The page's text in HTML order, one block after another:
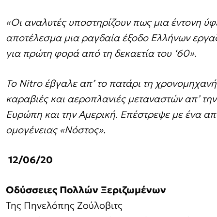
«Οι αναλυτές υποστηρίζουν πως μια έντονη
αποτέλεσμα μια ραγδαία έξοδο Ελλήνων
για πρώτη φορά από τη δεκαετία του ‘60».
Το Nitro έβγαλε απ’ το πατάρι τη
καραβιές και αεροπλανιές μεταναστών απ’
Ευρώπη και την Αμερική. Επέστρεψε με ένα
ομογένειας «Νόστος».
12/06/20
Οδύσσειες Πολλών Ξεριζωμένων
Της Πηνελόπης Ζούλοβιτς